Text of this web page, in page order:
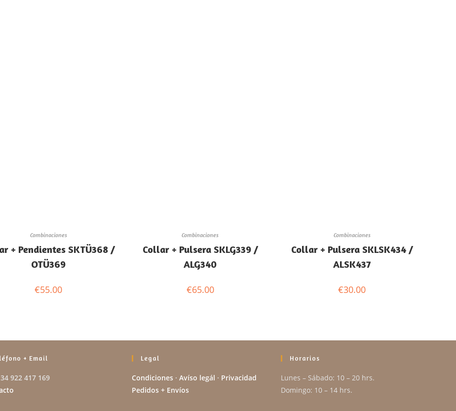
Combinaciones
+ Pendientes SKTÜ368 /
OTÜ369
€55.00
Combinaciones
Collar + Pulsera SKLG339 /
ALG340
€65.00
Combinaciones
Collar + Pulsera SKLSK434 /
ALSK437
€30.00
+ Email
922 417 169
Legal
Condiciones· Avíso legál · Privacidad
Pedidos + Envíos
Horarios
Lunes – Sábado: 10 – 20 hrs.
Domingo: 10 – 14 hrs.